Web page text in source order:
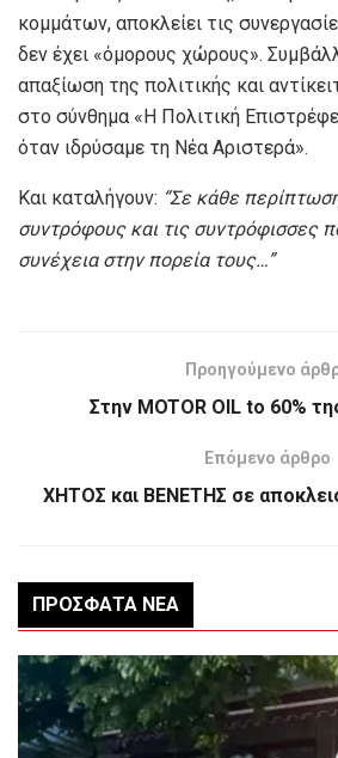
κομμάτων, αποκλείει τις
δεν έχει «όμορους χώρους».
απαξίωση της πολιτικής και
στο σύνθημα «Η Πολιτική
όταν ιδρύσαμε τη Νέα Αριστερά».
Και καταλήγουν: “Σε κάθε
συντρόφους και τις συντρόφισσες
συνέχεια στην πορεία τους…”
Προηγούμενο
Στην ΜOTOR OIL to 60%
Επόμενο άρθρο
ΧΗΤΟΣ και ΒΕΝΕΤΗΣ σε
ΠΡΌΣΦΑΤΑ ΝΈΑ